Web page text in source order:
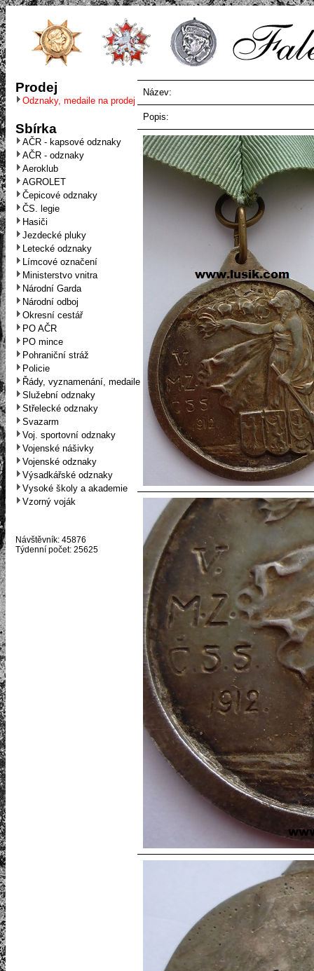
Prodej
Odznaky, medaile na prodej
Sbírka
AČR - kapsové odznaky
AČR - odznaky
Aeroklub
AGROLET
Čepicové odznaky
ČS. legie
Hasiči
Jezdecké pluky
Letecké odznaky
Límcové označení
Ministerstvo vnitra
Národní Garda
Národní odboj
Okresní cestář
PO AČR
PO mince
Pohraniční stráž
Policie
Řády, vyznamenání, medaile
Služební odznaky
Střelecké odznaky
Svazarm
Voj. sportovní odznaky
Vojenské nášivky
Vojenské odznaky
Výsadkářské odznaky
Vysoké školy a akademie
Vzorný voják
Návštěvník: 45876
Týdenní počet: 25625
Název:
Popis: